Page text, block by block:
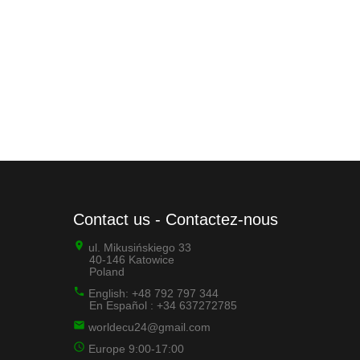
Contact us - Contactez-nous
ul. Mikusińskiego 33
40-146 Katowice
Poland
English: +48 792 797 344
En Español : +34 637272785
worldecu24@gmail.com
Europe 9:00-17:00